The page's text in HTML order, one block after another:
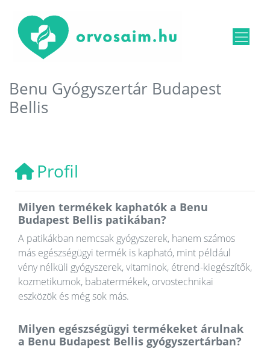
Benu Gyógyszertár Budapest
Bellis
Profil
Milyen termékek kaphatók a Benu
Budapest Bellis patikában?
A patikákban nemcsak gyógyszerek, hanem számos
más egészségügyi termék is kapható, mint például
vény nélküli gyógyszerek, vitaminok, étrend-kiegészítők,
kozmetikumok, babatermékek, orvostechnikai
eszközök és még sok más.
Milyen egészségügyi termékeket árulnak
a Benu Budapest Bellis gyógyszertárban?